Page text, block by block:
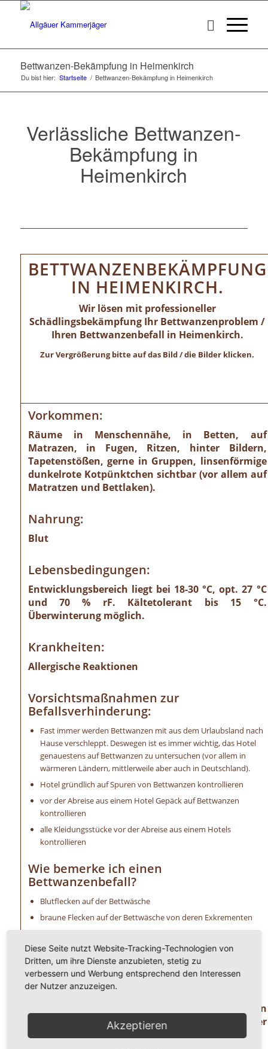
Bettwanzen-Bekämpfung in Heimenkirch
Du bist hier: Startseite / Bettwanzen-Bekämpfung in Heimenkirch
Verlässliche Bettwanzen-
Bekämpfung in
Heimenkirch
BETTWANZENBEKÄMPFUNG
IN HEIMENKIRCH.
Wir lösen mit professioneller
Schädlingsbekämpfung Ihr Bettwanzenproblem /
Ihren Bettwanzenbefall in Heimenkirch.
Zur Vergrößerung bitte auf das Bild / die Bilder klicken.
Vorkommen:
Räume in Menschennähe, in Betten, auf
Matrazen, in Fugen, Ritzen, hinter Bildern,
Tapetenstößen, gerne in Gruppen, linsenförmige
dunkelrote Kotpünktchen sichtbar (vor allem auf
Matratzen und Bettlaken).
Nahrung:
Blut
Lebensbedingungen:
Entwicklungsbereich liegt bei 18-30 °C, opt. 27 °C
und 70 % rF. Kältetolerant bis 15 °C.
Überwinterung möglich.
Krankheiten:
Allergische Reaktionen
Vorsichtsmaßnahmen zur
Befallsverhinderung:
Fast immer werden Bettwanzen mit aus dem Urlaubsland nach
Hause verschleppt. Deswegen ist es immer wichtig, das Hotel
genauestens auf Bettwanzen zu untersuchen (vor allem in
wärmeren Ländern, mittlerweile aber auch in Deutschland).
Hotel gründlich auf Spuren von Bettwanzen kontrollieren
vor der Abreise aus einem Hotel Gepäck auf Bettwanzen
kontrollieren
alle Kleidungsstücke vor der Abreise aus einem Hotels
kontrollieren
Wie bemerke ich einen
Bettwanzenbefall?
Blutflecken auf der Bettwäsche
braune Flecken auf der Bettwäsche von deren Exkrementen
extreme Schwellungen (Bisse) an der Haut
allergische Reaktionen, wie Hautirritationen u. a.
unangenehmer Juckreiz
Haben Sie Fragen oder benötigen Hilfe ? Dann
rufen Sie uns einfach an unter der
Telefonnummer
Diese Seite nutzt Website-Tracking-Technologien von
Dritten, um ihre Dienste anzubieten, stetig zu
verbessern und Werbung entsprechend den Interessen
der Nutzer anzuzeigen.
Akzeptieren